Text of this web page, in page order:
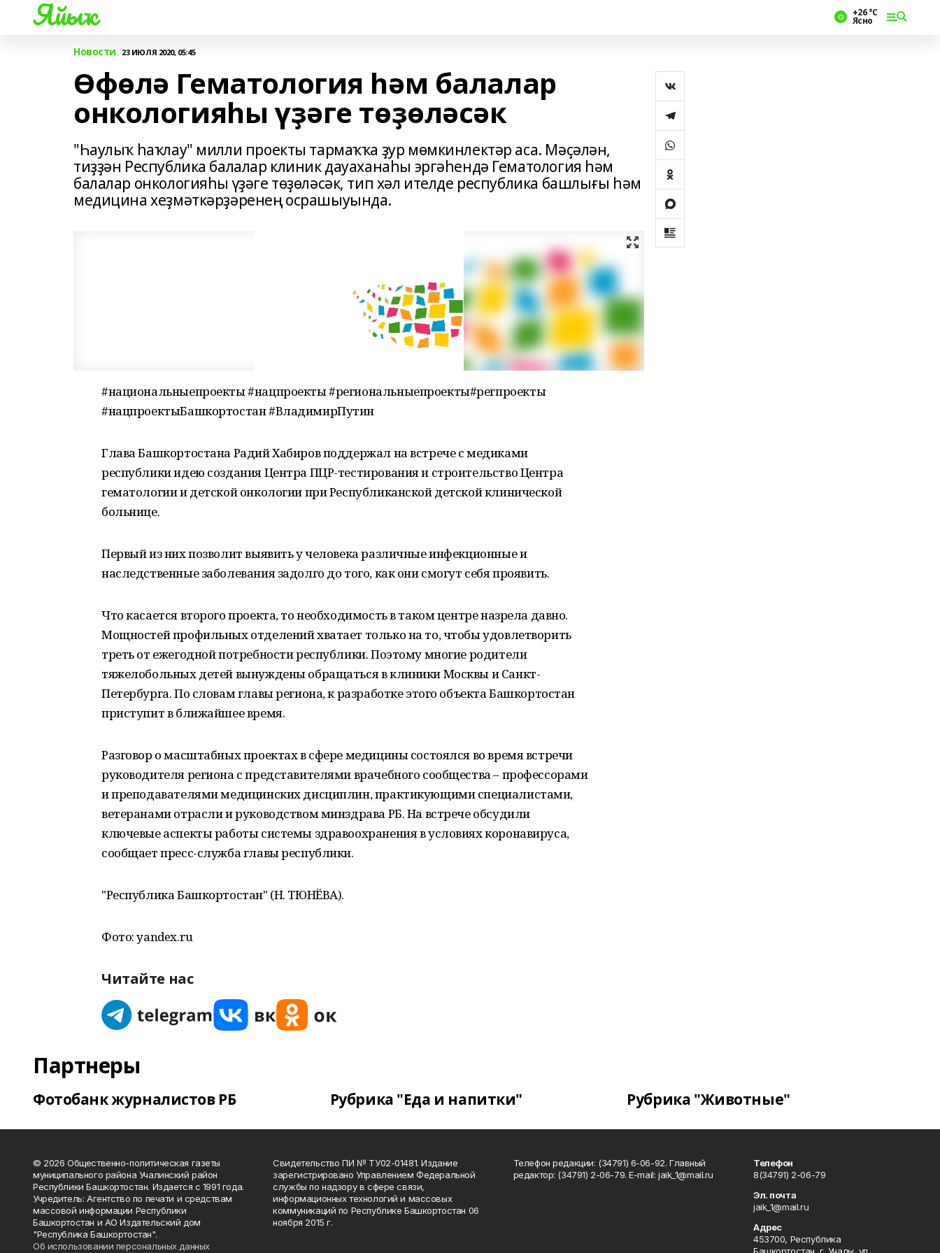
Яйыҡ +26 °С
Ясно
Новости 23 ИЮЛЯ 2020, 05:45
Өфөлә Гематология һәм балалар
онкологияһы үҙәге төҙөләсәк
"Һаулыҡ һаҡлау" милли проекты тармаҡҡа ҙур мөмкинлектәр аса. Мәҫәлән,
тиҙҙән Республика балалар клиник дауаханаһы эргәһендә Гематология һәм
балалар онкологияһы үҙәге төҙөләсәк, тип хәл ителде республика башлығы һәм
медицина хеҙмәткәрҙәренең осрашыуында.
#национальныепроекты #нацпроекты #региональныепроекты#регпроекты
#нацпроектыБашкортостан #ВладимирПутин
Глава Башкортостана Радий Хабиров поддержал на встрече с медиками
республики идею создания Центра ПЦР-тестирования и строительство Центра
гематологии и детской онкологии при Республиканской детской клинической
больнице.
Первый из них позволит выявить у человека различные инфекционные и
наследственные заболевания задолго до того, как они смогут себя проявить.
Что касается второго проекта, то необходимость в таком центре назрела давно.
Мощностей профильных отделений хватает только на то, чтобы удовлетворить
треть от ежегодной потребности республики. Поэтому многие родители
тяжелобольных детей вынуждены обращаться в клиники Москвы и Санкт-
Петербурга. По словам главы региона, к разработке этого объекта Башкортостан
приступит в ближайшее время.
Разговор о масштабных проектах в сфере медицины состоялся во время встречи
руководителя региона с представителями врачебного сообщества – профессорами
и преподавателями медицинских дисциплин, практикующими специалистами,
ветеранами отрасли и руководством минздрава РБ. На встрече обсудили
ключевые аспекты работы системы здравоохранения в условиях коронавируса,
сообщает пресс-служба главы республики.
"Республика Башкортостан" (Н. ТЮНЁВА).
Фото: yandex.ru
Читайте нас
Партнеры
Фотобанк журналистов РБ Рубрика "Еда и напитки" Рубрика "Животные"
© 2026 Общественно-политическая газеты
муниципального района Учалинский район
Республики Башкортостан. Издается с 1991 года.
Учредитель: Агентство по печати и средствам
массовой информации Республики
Башкортостан и АО Издательский дом
"Республика Башкортостан".
Об использовании персональных данных
Свидетельство ПИ № ТУ02-01481. Издание
зарегистрировано Управлением Федеральной
службы по надзору в сфере связи,
информационных технологий и массовых
коммуникаций по Республике Башкортостан 06
ноября 2015 г.
Телефон редакции: (34791) 6-06-92. Главный
редактор: (34791) 2-06-79. Е-mаil: jaik_1@mail.ru
Телефон
8(34791) 2-06-79
Эл. почта
jaik_1@mail.ru
Адрес
453700, Республика